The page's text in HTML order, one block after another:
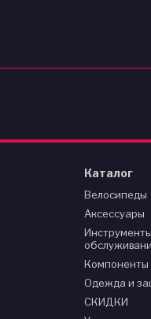
Каталог
Велосипеды
Аксессуары
Компоненты
Одежда и
СКИДКИ